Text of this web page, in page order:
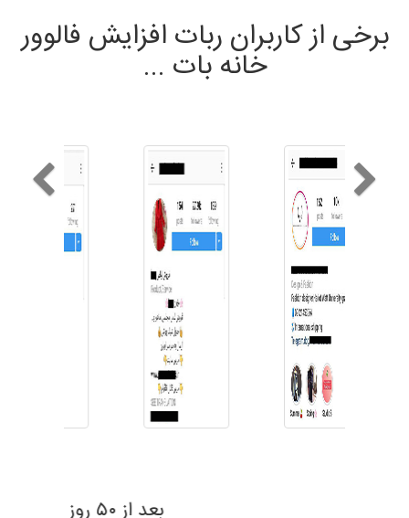
برخی از کاربران ربات افزایش فالوور
خانه بات ...